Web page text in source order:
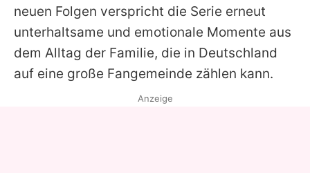
neuen Folgen verspricht die Serie erneut
unterhaltsame und emotionale Momente aus
dem Alltag der Familie, die in Deutschland
auf eine große Fangemeinde zählen kann.
Anzeige